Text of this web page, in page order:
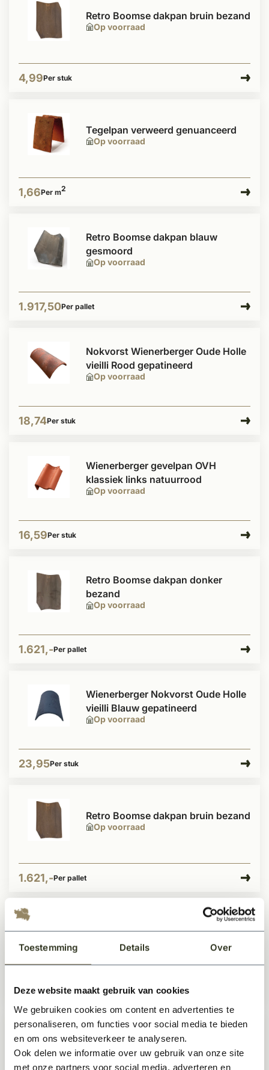
Toestemming Details Over
Deze website maakt gebruik van cookies
We gebruiken cookies om content en advertenties te
personaliseren, om functies voor social media te bieden
en om ons websiteverkeer te analyseren.
Ook delen we informatie over uw gebruik van onze site
met onze partners voor social media, adverteren en
Op voorraad
Retro Boomse dakpan bruin bezand
4,99Per stuk
Op voorraad
Tegelpan verweerd genuanceerd
1,66Per m2
Op voorraad
Retro Boomse dakpan blauw
gesmoord
1.917,50Per pallet
Op voorraad
Nokvorst Wienerberger Oude Holle
vieilli Rood gepatineerd
18,74Per stuk
Op voorraad
Wienerberger gevelpan OVH
klassiek links natuurrood
16,59Per stuk
Op voorraad
Retro Boomse dakpan donker
bezand
1.621,-Per pallet
Op voorraad
Wienerberger Nokvorst Oude Holle
vieilli Blauw gepatineerd
23,95Per stuk
Op voorraad
Retro Boomse dakpan bruin bezand
1.621,-Per pallet
Tegelpan donker bruin
1,66Per m2
Op voorraad
Retro Boomse dakpan donker
bezand